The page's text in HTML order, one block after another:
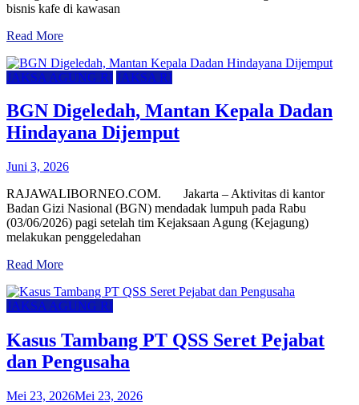
bisnis kafe di kawasan
Read More
JAKSA AGUNG RI JAKSA RI
BGN Digeledah, Mantan Kepala Dadan
Hindayana Dijemput
Juni 3, 2026
RAJAWALIBORNEO.COM. Jakarta – Aktivitas di kantor
Badan Gizi Nasional (BGN) mendadak lumpuh pada Rabu
(03/06/2026) pagi setelah tim Kejaksaan Agung (Kejagung)
melakukan penggeledahan
Read More
JAKSA AGUNG RI
Kasus Tambang PT QSS Seret Pejabat
dan Pengusaha
Mei 23, 2026Mei 23, 2026